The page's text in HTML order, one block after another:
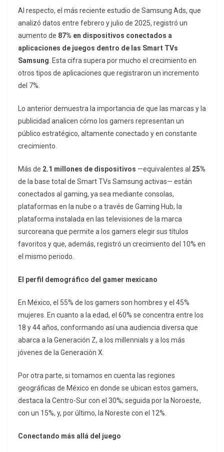
Al respecto, el más reciente estudio de Samsung Ads, que
analizó datos entre febrero y julio de 2025, registró un
aumento de 87% en dispositivos conectados a
aplicaciones de juegos dentro de las Smart TVs
Samsung . Esta cifra supera por mucho el crecimiento en
otros tipos de aplicaciones que registraron un incremento
del 7%.
Lo anterior demuestra la importancia de que las marcas y la
publicidad analicen cómo los gamers representan un
público estratégico, altamente conectado y en constante
crecimiento.
Más de 2.1 millones de dispositivos —equivalentes al 25%
de la base total de Smart TVs Samsung activas— están
conectados al gaming, ya sea mediante consolas,
plataformas en la nube o a través de Gaming Hub, la
plataforma instalada en las televisiones de la marca
surcoreana que permite a los gamers elegir sus títulos
favoritos y que, además, registró un crecimiento del 10% en
el mismo periodo.
El perfil demográfico del gamer mexicano
En México, el 55% de los gamers son hombres y el 45%
mujeres. En cuanto a la edad, el 60% se concentra entre los
18 y 44 años, conformando así una audiencia diversa que
abarca a la Generación Z, a los millennials y a los más
jóvenes de la Generación X.
Por otra parte, si tomamos en cuenta las regiones
geográficas de México en donde se ubican estos gamers,
destaca la Centro-Sur con el 30%; seguida por la Noroeste,
con un 15%, y, por último, la Noreste con el 12%.
Conectando más allá del juego